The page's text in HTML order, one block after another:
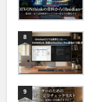
8
9